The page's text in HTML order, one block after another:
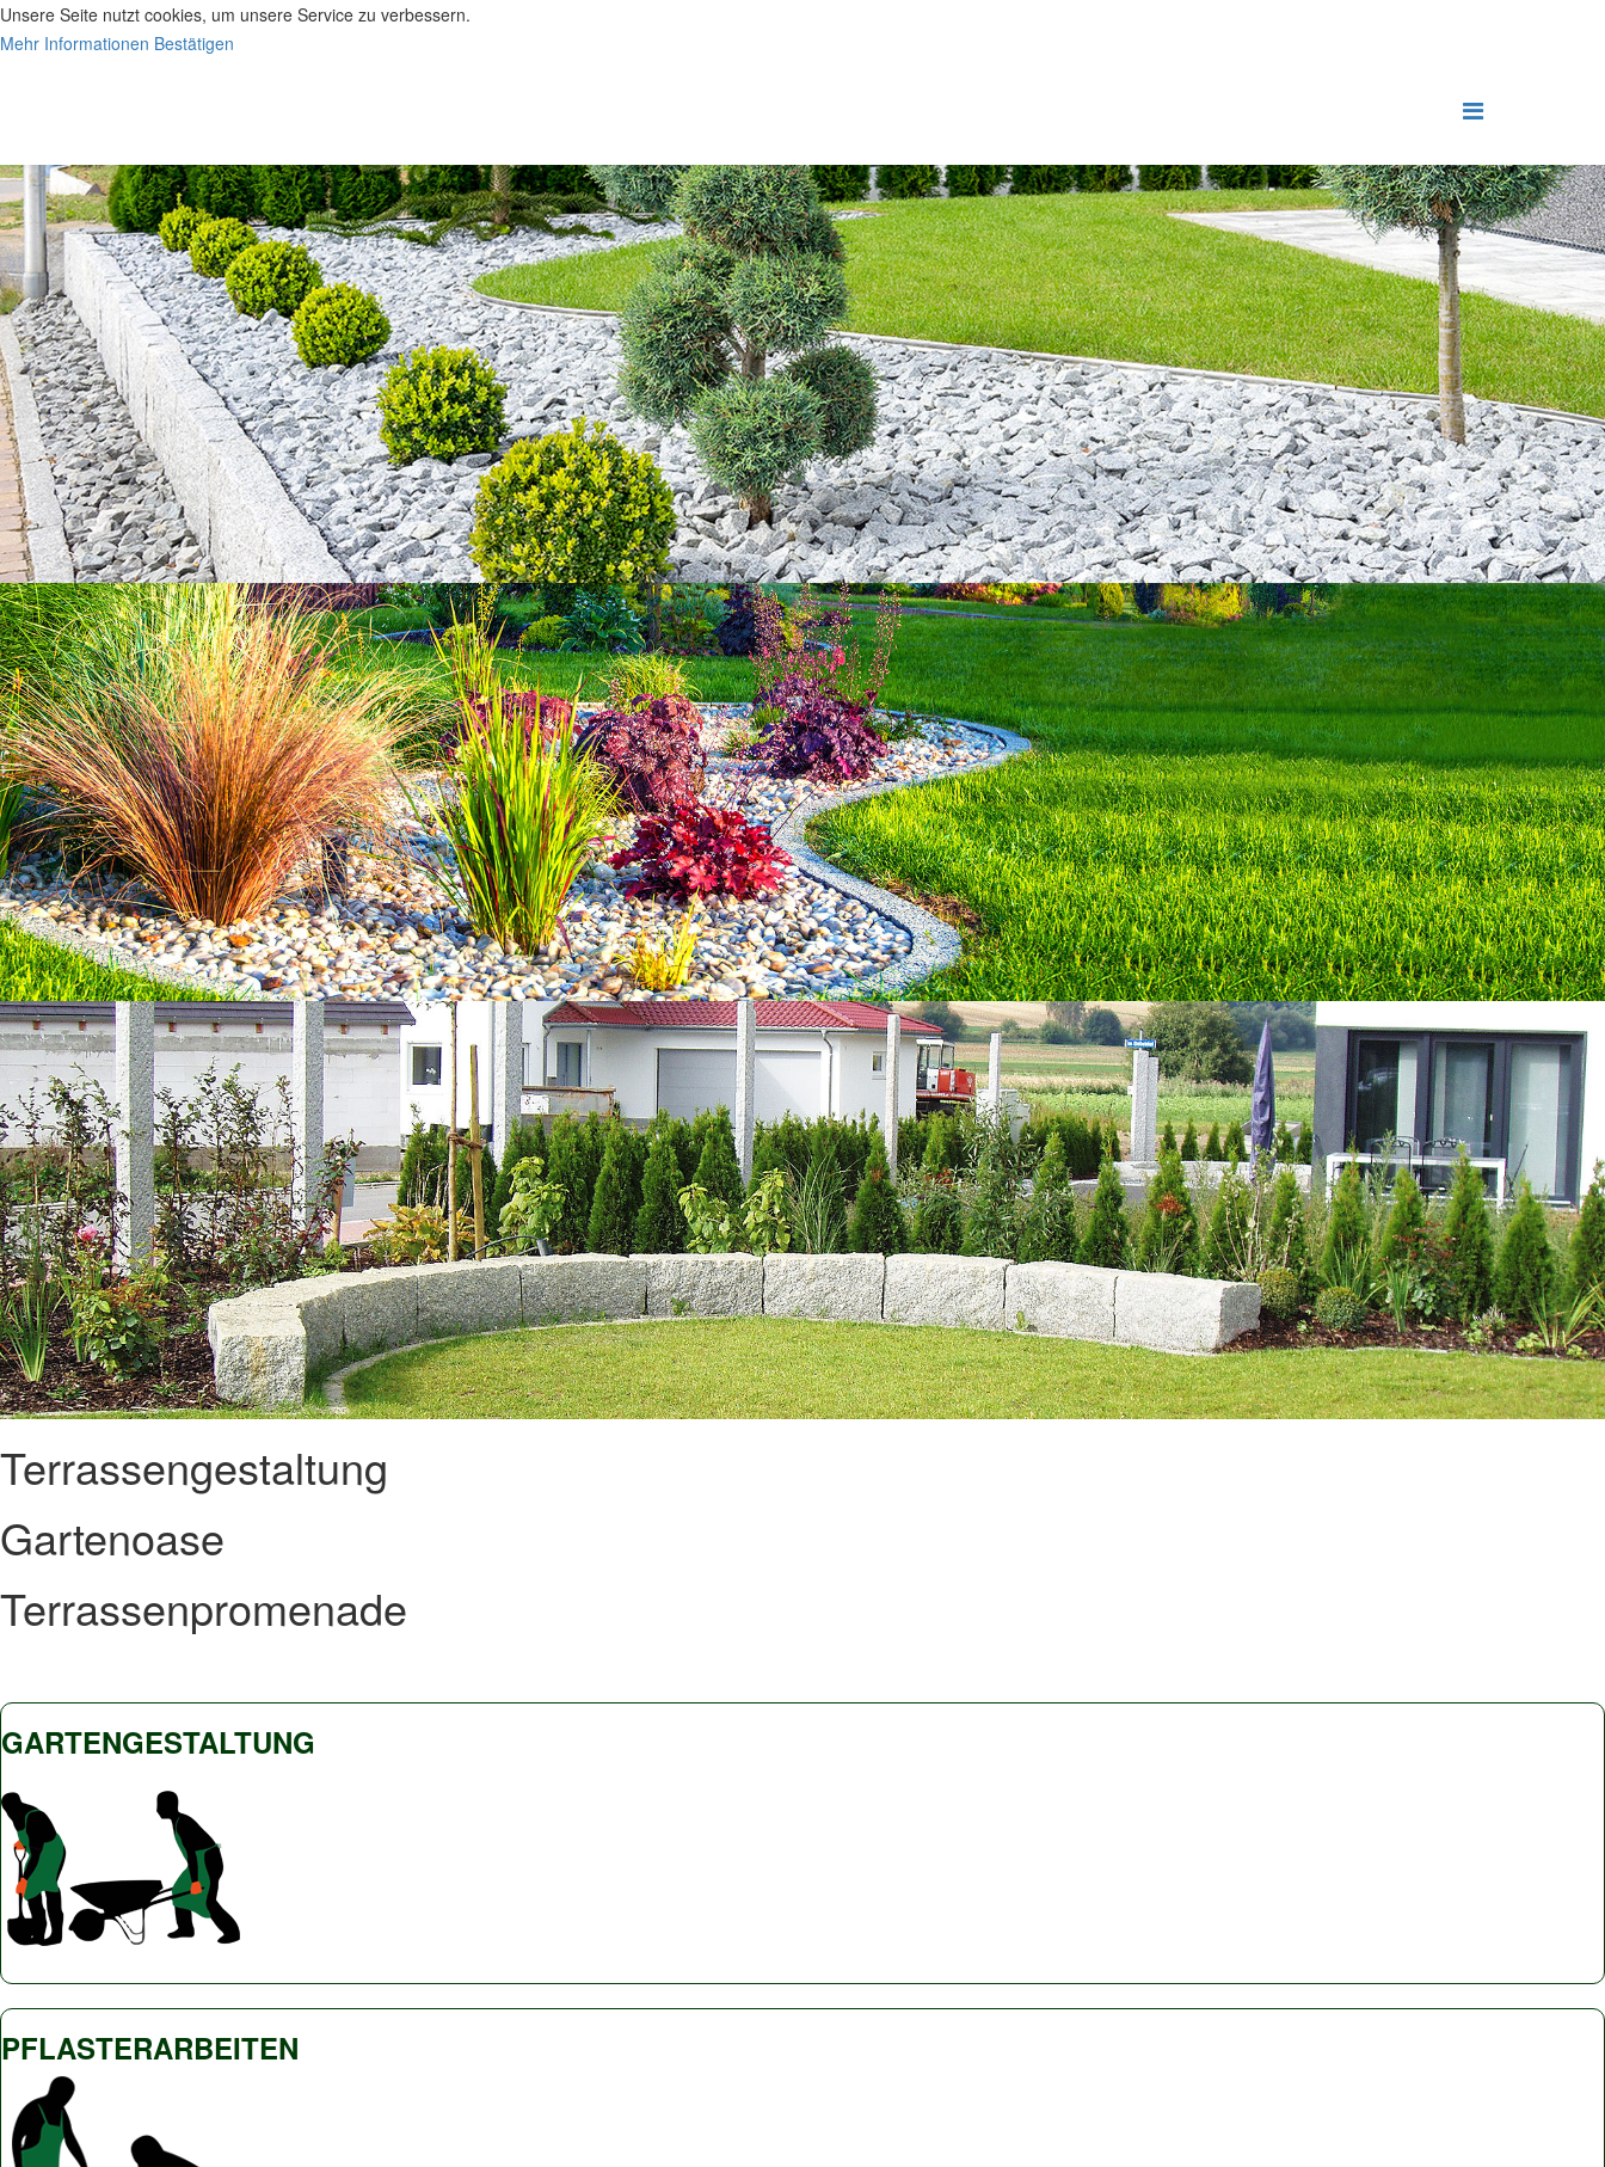
Unsere Seite nutzt cookies, um unsere Service zu verbessern.
Mehr Informationen Bestätigen
Terrassengestaltung
Gartenoase
Terrassenpromenade
GARTENGESTALTUNG
PFLASTERARBEITEN